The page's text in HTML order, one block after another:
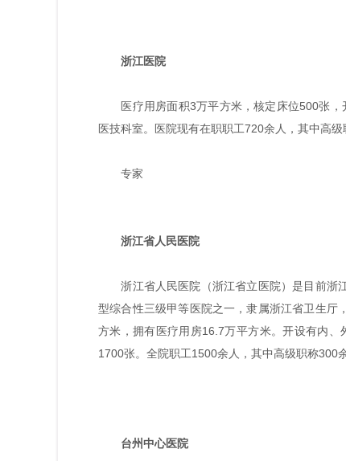
浙江医院
医疗用房面积3万平方米，核定床位500张，
医技科室。医院现有在职职工720余人，其中高级
专家
浙江省人民医院
浙江省人民医院（浙江省立医院）是目前浙
型综合性三级甲等医院之一，隶属浙江省卫生厅
方米，拥有医疗用房16.7万平方米。开设有内
1700张。全院职工1500余人，其中高级职称300
台州中心医院